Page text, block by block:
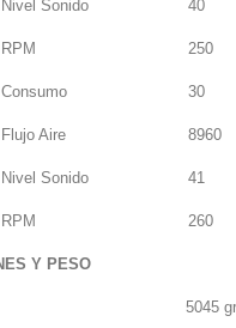
Sonido 40
250
30
Aire 8960
Sonido 41
260
Y PESO
5045 gr